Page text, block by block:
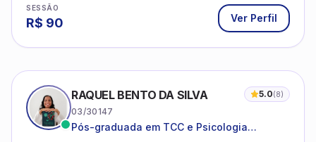
SESSÃO
R$ 90 Ver Perfil
RAQUEL BENTO DA SILVA 5.0(8)
03/30147
Pós-graduada em TCC e Psicologia